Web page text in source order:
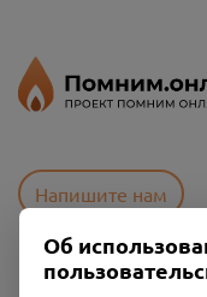
Напишите нам
Об